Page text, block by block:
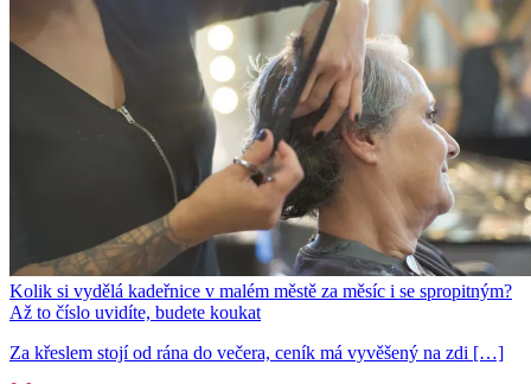
Kolik si vydělá kadeřnice v malém městě za měsíc i se spropitným?
Až to číslo uvidíte, budete koukat
Za křeslem stojí od rána do večera, ceník má vyvěšený na zdi […]